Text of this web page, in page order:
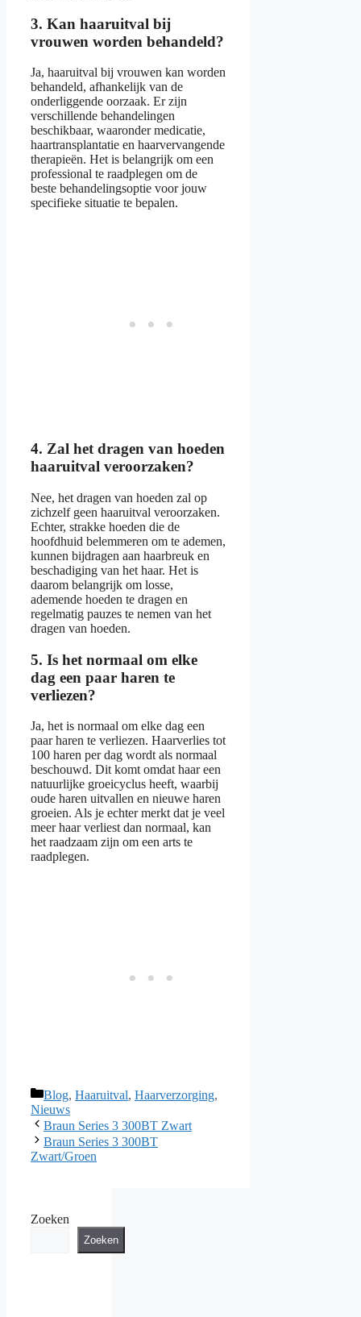
3. Kan haaruitval bij
vrouwen worden behandeld?
Ja, haaruitval bij vrouwen kan worden
behandeld, afhankelijk van de
onderliggende oorzaak. Er zijn
verschillende behandelingen
beschikbaar, waaronder medicatie,
haartransplantatie en haarvervangende
therapieën. Het is belangrijk om een
professional te raadplegen om de
beste behandelingsoptie voor jouw
specifieke situatie te bepalen.
4. Zal het dragen van hoeden
haaruitval veroorzaken?
Nee, het dragen van hoeden zal op
zichzelf geen haaruitval veroorzaken.
Echter, strakke hoeden die de
hoofdhuid belemmeren om te ademen,
kunnen bijdragen aan haarbreuk en
beschadiging van het haar. Het is
daarom belangrijk om losse,
ademende hoeden te dragen en
regelmatig pauzes te nemen van het
dragen van hoeden.
5. Is het normaal om elke
dag een paar haren te
verliezen?
Ja, het is normaal om elke dag een
paar haren te verliezen. Haarverlies tot
100 haren per dag wordt als normaal
beschouwd. Dit komt omdat haar een
natuurlijke groeicyclus heeft, waarbij
oude haren uitvallen en nieuwe haren
groeien. Als je echter merkt dat je veel
meer haar verliest dan normaal, kan
het raadzaam zijn om een arts te
raadplegen.
Categorieën
Blog, Haaruitval, Haarverzorging,
Nieuws
Braun Series 3 300BT Zwart
Braun Series 3 300BT
Zwart/Groen
Zoeken
Zoeken